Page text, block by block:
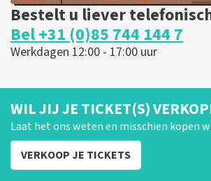
Bestelt u liever
Bel +31 (0)85 744 144 7
Werkdagen 12:00 - 17:00 uur
WIL JIJ JE TICKET(S)
Laat het ons weten en misschien kopen
VERKOOP JE TICKETS